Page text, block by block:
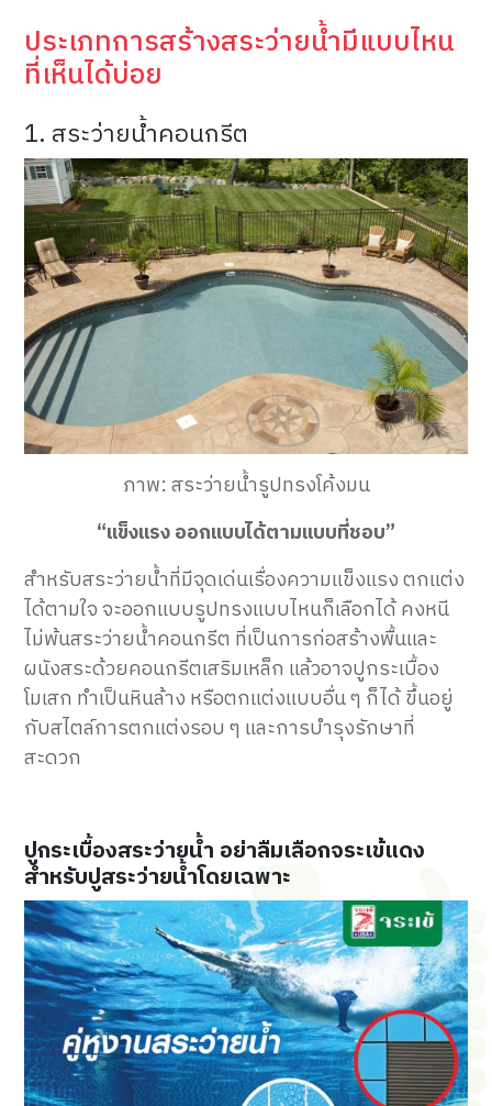
ประเภทการสร้างสระว่ายน้ำมีแบบไหน
ที่เห็นได้บ่อย
1. สระว่ายน้ำคอนกรีต
ภาพ: สระว่ายน้ำรูปทรงโค้งมน
“แข็งแรง ออกแบบได้ตามแบบที่ชอบ”
สำหรับสระว่ายน้ำที่มีจุดเด่นเรื่องความแข็งแรง ตกแต่ง
ได้ตามใจ จะออกแบบรูปทรงแบบไหนก็เลือกได้ คงหนี
ไม่พ้นสระว่ายน้ำคอนกรีต ที่เป็นการก่อสร้างพื้นและ
ผนังสระด้วยคอนกรีตเสริมเหล็ก แล้วอาจปูกระเบื้อง
โมเสก ทำเป็นหินล้าง หรือตกแต่งแบบอื่น ๆ ก็ได้ ขึ้นอยู่
กับสไตล์การตกแต่งรอบ ๆ และการบำรุงรักษาที่
สะดวก
ปูกระเบื้องสระว่ายน้ำ อย่าลืมเลือกจระเข้แดง
สำหรับปูสระว่ายน้ำโดยเฉพาะ